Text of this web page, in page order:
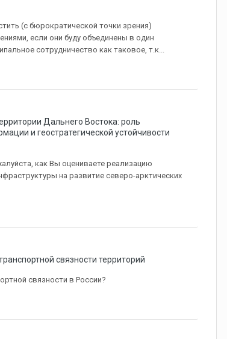
(с бюрократической точки зрения)
если они буду объединены в один
сотрудничество как таковое, т.к...
Дальнего Востока: роль
и геостратегической устойчивости
как Вы оцениваете реализацию
на развитие северо-арктических
связности территорий
связности в России?